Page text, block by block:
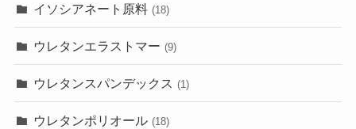
イソシアネート原料 (18)
ウレタンエラストマー (9)
ウレタンスパンデックス (1)
ウレタンポリオール (18)